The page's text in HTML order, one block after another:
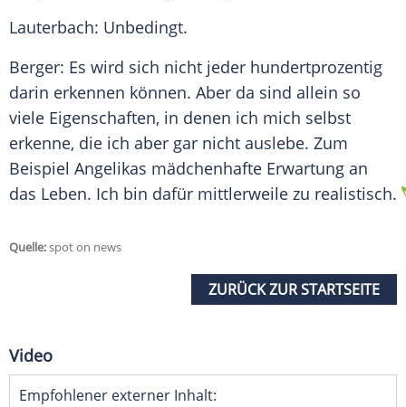
Lauterbach: Unbedingt.
Berger: Es wird sich nicht jeder hundertprozentig
darin erkennen können. Aber da sind allein so
viele Eigenschaften, in denen ich mich selbst
erkenne, die ich aber gar nicht auslebe. Zum
Beispiel Angelikas mädchenhafte Erwartung an
das Leben. Ich bin dafür mittlerweile zu realistisch.
Quelle:spot on news
ZURÜCK ZUR STARTSEITE
Video
Empfohlener externer Inhalt: